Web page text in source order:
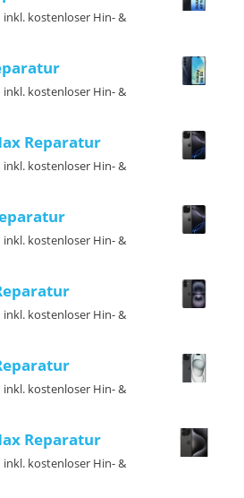
€140,00
Preisspanne:
€119,00
inkl. kostenloser Hin- &
Preisspanne:
bis
€119,00
inkl. kostenloser Hin- &
Reparatur
Preisspanne:
€239,00
inkl. kostenloser Hin- &
Preisspanne:
bis
€299,00
inkl. kostenloser Hin- &
Preisspanne:
bis
€239,00
inkl. kostenloser Hin- &
Preisspanne:
bis
€239,00
inkl. kostenloser Hin- &
Reparatur
Preisspanne:
inkl. kostenloser Hin- &